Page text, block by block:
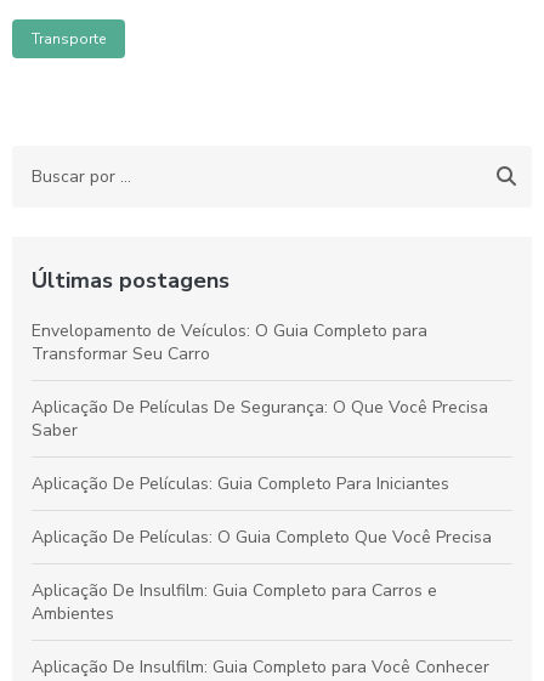
Transporte
Últimas postagens
Envelopamento de Veículos: O Guia Completo para
Transformar Seu Carro
Aplicação De Películas De Segurança: O Que Você Precisa
Saber
Aplicação De Películas: Guia Completo Para Iniciantes
Aplicação De Películas: O Guia Completo Que Você Precisa
Aplicação De Insulfilm: Guia Completo para Carros e
Ambientes
Aplicação De Insulfilm: Guia Completo para Você Conhecer